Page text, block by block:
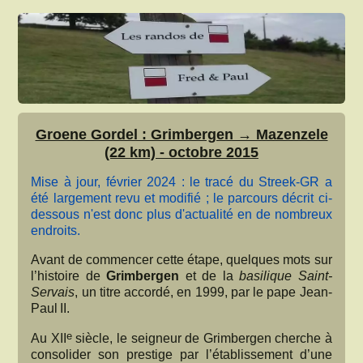
Groene Gordel : Grimbergen → Mazenzele
(22 km) - octobre 2015
Mise à jour, février 2024 : le tracé du Streek-GR a
été largement revu et modifié ; le parcours décrit ci-
dessous n'est donc plus d'actualité en de nombreux
endroits.
Avant de commencer cette étape, quelques mots sur
l’histoire deGrimbergen et de labasilique Saint-
Servais, un titre accordé, en 1999, par le pape Jean-
Paul II.
Au XII esiècle, le seigneur de Grimbergen cherche à
consolider son prestige par l’établissement d’une